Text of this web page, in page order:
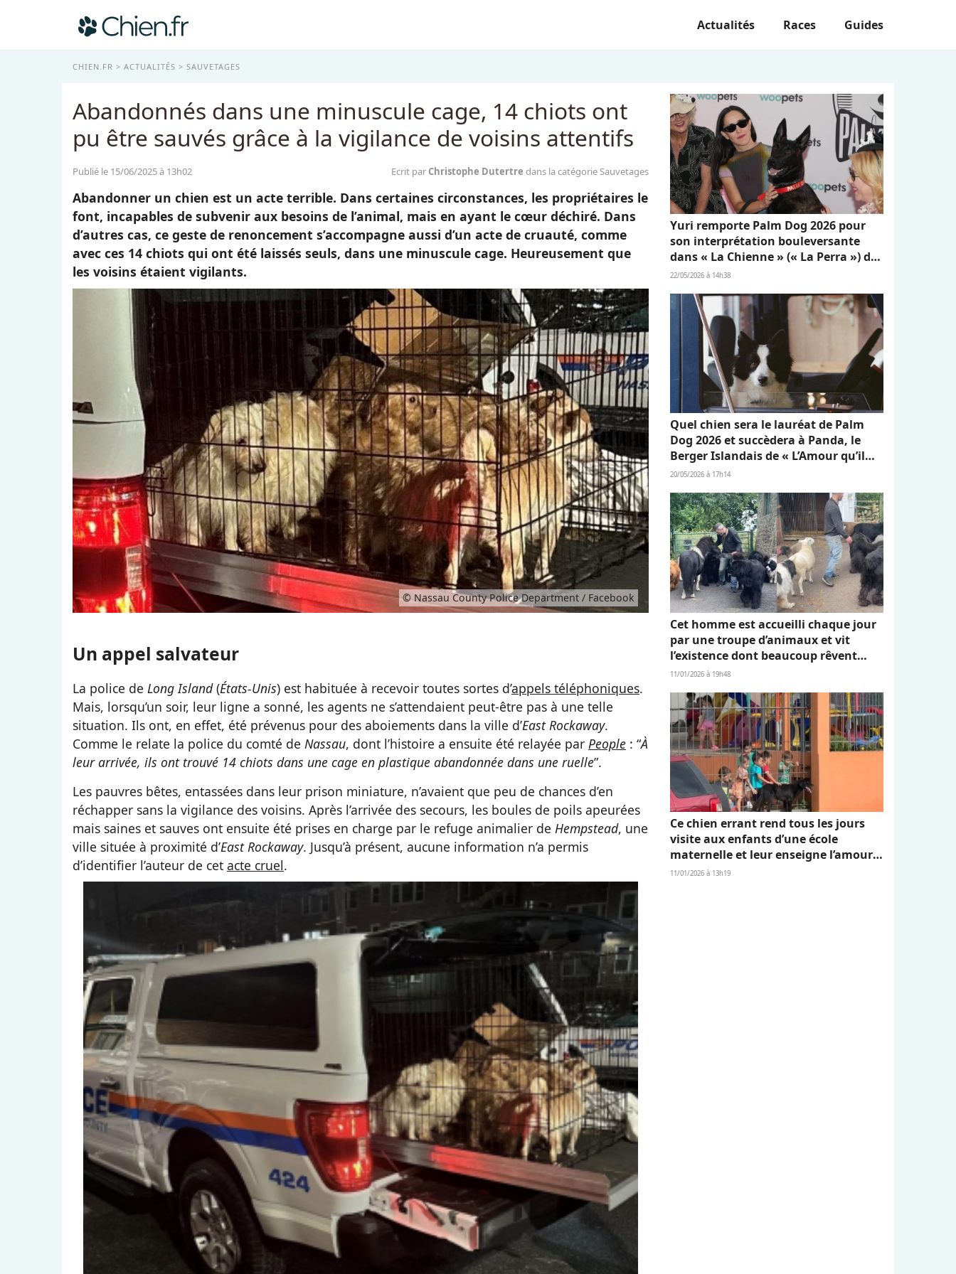
Actualités Races Guides
CHIEN.FR ACTUALITÉS SAUVETAGES
Abandonnés dans une minuscule cage, 14 chiots ont
pu être sauvés grâce à la vigilance de voisins attentifs
Publié le 15/06/2025 à 13h02 Ecrit par Christophe Dutertre dans la catégorie Sauvetages
Abandonner un chien est un acte terrible. Dans certaines circonstances, les propriétaires le
font, incapables de subvenir aux besoins de l’animal, mais en ayant le cœur déchiré. Dans
d’autres cas, ce geste de renoncement s’accompagne aussi d’un acte de cruauté, comme
avec ces 14 chiots qui ont été laissés seuls, dans une minuscule cage. Heureusement que
les voisins étaient vigilants.
© Nassau County Police Department / Facebook
Un appel salvateur
La police de Long Island(États-Unis) est habituée à recevoir toutes sortes d’appels téléphoniques.
Mais, lorsqu’un soir, leur ligne a sonné, les agents ne s’attendaient peut-être pas à une telle
situation. Ils ont, en effet, été prévenus pour des aboiements dans la ville d’East Rockaway.
Comme le relate la police du comté de Nassau, dont l’histoire a ensuite été relayée par People : “À
leur arrivée, ils ont trouvé 14 chiots dans une cage en plastique abandonnée dans une ruelle”.
Les pauvres bêtes, entassées dans leur prison miniature, n’avaient que peu de chances d’en
réchapper sans la vigilance des voisins. Après l’arrivée des secours, les boules de poils apeurées
mais saines et sauves ont ensuite été prises en charge par le refuge animalier de Hempstead, une
ville située à proximité d’East Rockaway. Jusqu’à présent, aucune information n’a permis
d’identifier l’auteur de cet acte cruel.
Yuri remporte Palm Dog 2026 pour
son interprétation bouleversante
dans « La Chienne » (« La Perra ») de
Dominga Sotomayor
22/05/2026 à 14h38
Quel chien sera le lauréat de Palm
Dog 2026 et succèdera à Panda, le
Berger Islandais de « L’Amour qu’il
nous reste » ?
20/05/2026 à 17h14
Cet homme est accueilli chaque jour
par une troupe d’animaux et vit
l’existence dont beaucoup rêvent
(vidéo)
11/01/2026 à 19h48
Ce chien errant rend tous les jours
visite aux enfants d’une école
maternelle et leur enseigne l’amour
et l’empathie (vidéo)
11/01/2026 à 13h19